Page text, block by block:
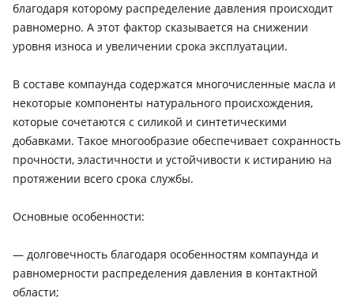
благодаря которому распределение давления происходит
равномерно. А этот фактор сказывается на снижении
уровня износа и увеличении срока эксплуатации.
В составе компаунда содержатся многочисленные масла и
некоторые компоненты натурального происхождения,
которые сочетаются с силикой и синтетическими
добавками. Такое многообразие обеспечивает сохранность
прочности, эластичности и устойчивости к истиранию на
протяжении всего срока службы.
Основные особенности:
— долговечность благодаря особенностям компаунда и
равномерности распределения давления в контактной
области;